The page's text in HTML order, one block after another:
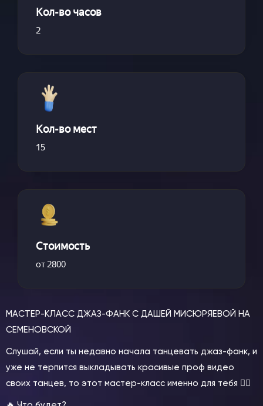
Кол-во часов
2
Кол-во мест
15
Стоимость
от 2800
МАСТЕР-КЛАСС ДЖАЗ-ФАНК С ДАШЕЙ МИСЮРЯЕВОЙ НА
СЕМЕНОВСКОЙ
Слушай, если ты недавно начала танцевать джаз-фанк, и
уже не терпится выкладывать красивые проф видео
своих танцев, то этот мастер-класс именно для тебя 👇🏻